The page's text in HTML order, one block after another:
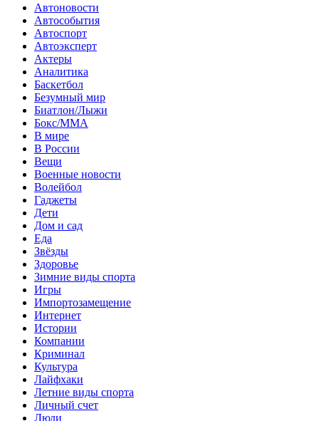
Автоновости
Автособытия
Автоспорт
Автоэксперт
Актеры
Аналитика
Баскетбол
Безумный мир
Биатлон/Лыжи
Бокс/MMA
В мире
В России
Вещи
Военные новости
Волейбол
Гаджеты
Дети
Дом и сад
Еда
Звёзды
Здоровье
Зимние виды спорта
Игры
Импортозамещение
Интернет
Истории
Компании
Криминал
Культура
Лайфхаки
Летние виды спорта
Личный счет
Люди